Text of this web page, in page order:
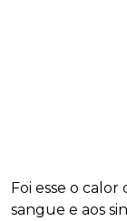
Foi esse o calor
sangue e aos